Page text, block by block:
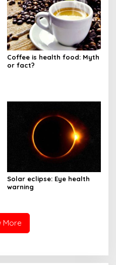
Coffee is health food: Myth
or fact?
Solar eclipse: Eye health
warning
More